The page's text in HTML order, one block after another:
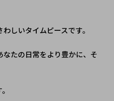
しいタイムピースです。
たの日常をより豊かに、そ